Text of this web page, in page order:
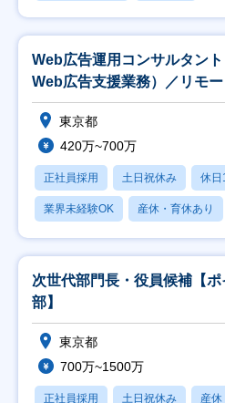
Web広告運用コンサルタン
Web広告支援業務）／リモ
ス】
東京都
420万~700万
正社員採用 土日祝休み 休日
業界未経験OK 産休・育休あり
次世代部門長・役員候補【
部】
東京都
700万~1500万
正社員採用 土日祝休み 産休